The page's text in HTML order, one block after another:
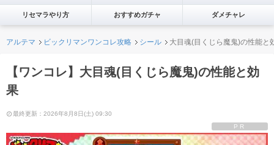
リセマラやり方 おすすめガチャ ダメチャレ
アルテマ ビックリマンワンコレ攻略 シール 大目魂(目くじら魔鬼)の性能と
【ワンコレ】大目魂(目くじら魔鬼)の性能と効
果
最終更新：2026年8月8日(土) 09:30
PR